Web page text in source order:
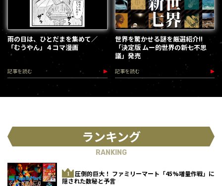
雨の日は、ひとだまを集めて／
「むうやん」４コマ漫画
記事を読む
世界を驚かせる謎を厳選紹介!!
「決定版 ムー的世界の新七不思
議」発売
記事を読む
ランキング
RANKING
圧倒的巨大！ ファミリーマート「45%増量作戦」に
隠された数秘と予言